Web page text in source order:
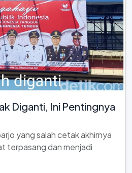
Diganti, Ini Pentingnya
yang salah cetak akhirnya
terpasang dan menjadi